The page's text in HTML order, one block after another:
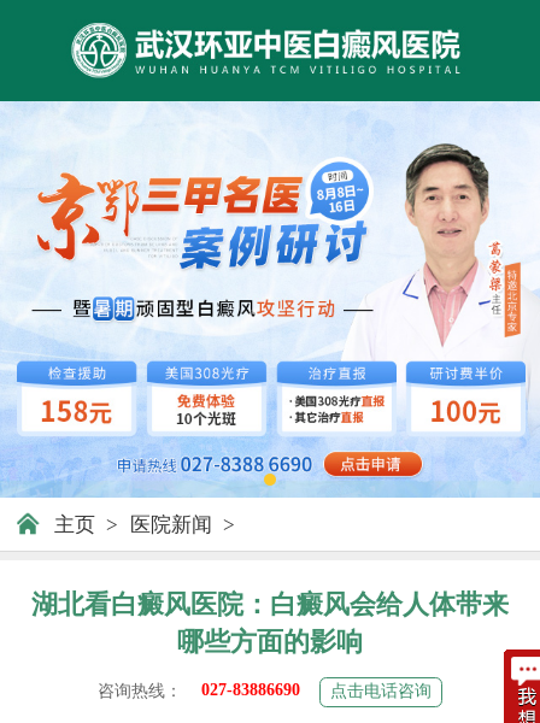
主页 > 医院新闻 >
湖北看白癜风医院：白癜风会给人体带来
哪些方面的影响
咨询热线： 027-83886690 点击电话咨询